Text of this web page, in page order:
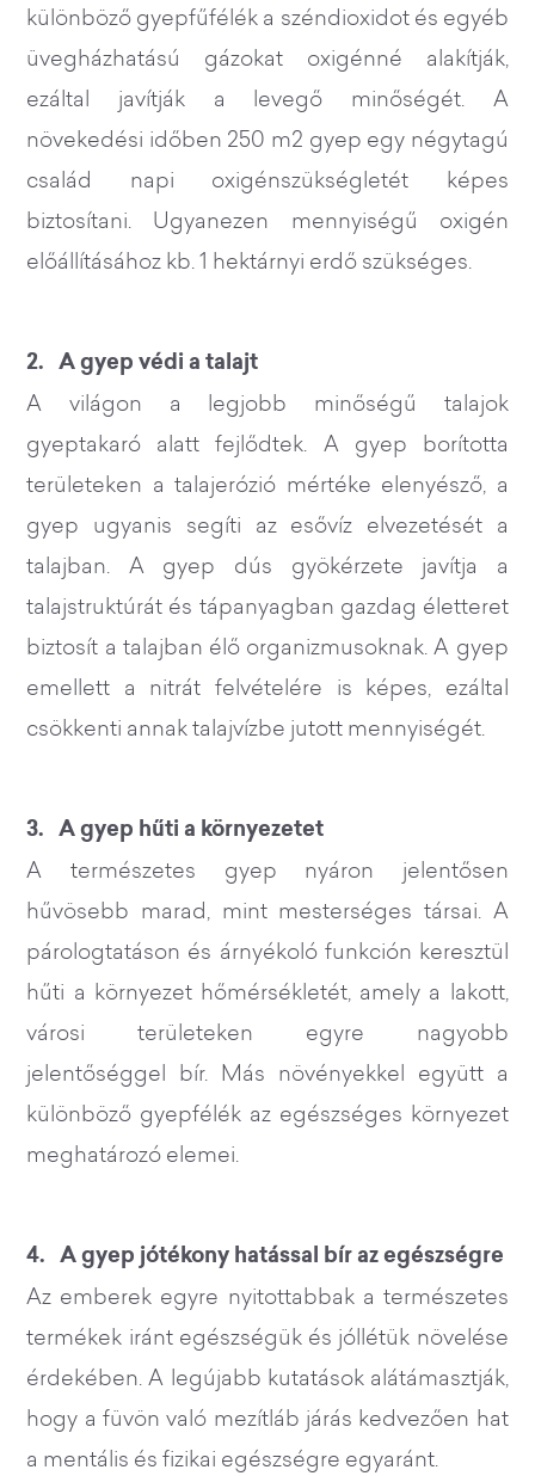
különböző gyepfűfélék a széndioxidot és egyéb
üvegházhatású gázokat oxigénné alakítják,
ezáltal javítják a levegő minőségét. A
növekedési időben 250 m2 gyep egy négytagú
család napi oxigénszükségletét képes
biztosítani. Ugyanezen mennyiségű oxigén
előállításához kb. 1 hektárnyi erdő szükséges.
2. A gyep védi a talajt
A világon a legjobb minőségű talajok
gyeptakaró alatt fejlődtek. A gyep borította
területeken a talajerózió mértéke elenyésző, a
gyep ugyanis segíti az esővíz elvezetését a
talajban. A gyep dús gyökérzete javítja a
talajstruktúrát és tápanyagban gazdag életteret
biztosít a talajban élő organizmusoknak. A gyep
emellett a nitrát felvételére is képes, ezáltal
csökkenti annak talajvízbe jutott mennyiségét.
3. A gyep hűti a környezetet
A természetes gyep nyáron jelentősen
hűvösebb marad, mint mesterséges társai. A
párologtatáson és árnyékoló funkción keresztül
hűti a környezet hőmérsékletét, amely a lakott,
városi területeken egyre nagyobb
jelentőséggel bír. Más növényekkel együtt a
különböző gyepfélék az egészséges környezet
meghatározó elemei.
4. A gyep jótékony hatással bír az egészségre
Az emberek egyre nyitottabbak a természetes
termékek iránt egészségük és jóllétük növelése
érdekében. A legújabb kutatások alátámasztják,
hogy a füvön való mezítláb járás kedvezően hat
a mentális és fizikai egészségre egyaránt.